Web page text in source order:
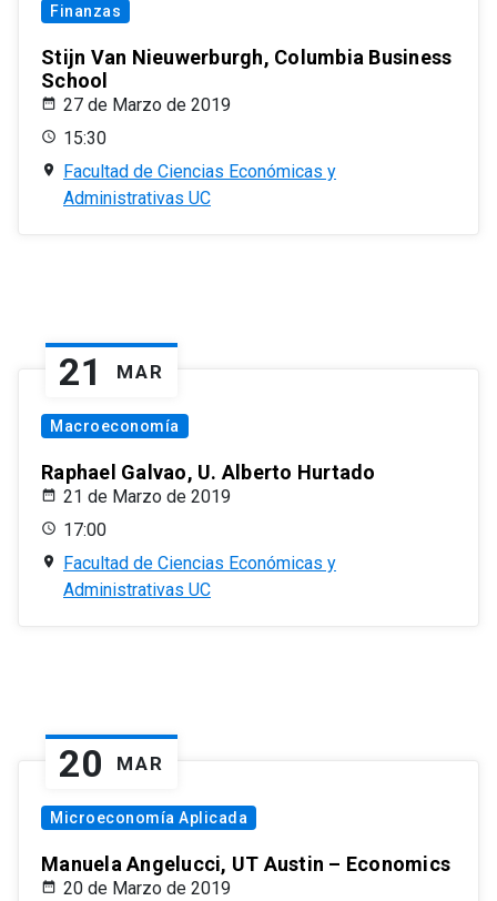
Finanzas
Stijn Van Nieuwerburgh, Columbia Business
School
27 de Marzo de 2019
15:30
Facultad de Ciencias Económicas y
Administrativas UC
21 MAR
Macroeconomía
Raphael Galvao, U. Alberto Hurtado
21 de Marzo de 2019
17:00
Facultad de Ciencias Económicas y
Administrativas UC
20 MAR
Microeconomía Aplicada
Manuela Angelucci, UT Austin – Economics
20 de Marzo de 2019